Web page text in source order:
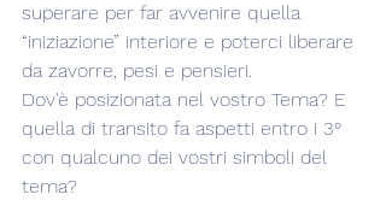
superare per far avvenire quella
“iniziazione” interiore e poterci liberare
da zavorre, pesi e pensieri.
Dov'è posizionata nel vostro Tema? E
quella di transito fa aspetti entro i 3°
con qualcuno dei vostri simboli del
tema?